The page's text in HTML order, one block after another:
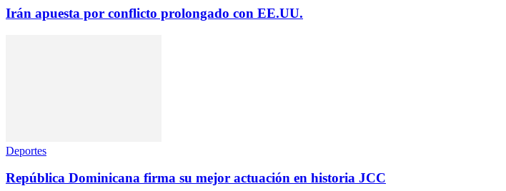
Irán apuesta por conflicto prolongado con EE.UU.
Deportes
República Dominicana firma su mejor actuación en historia JCC